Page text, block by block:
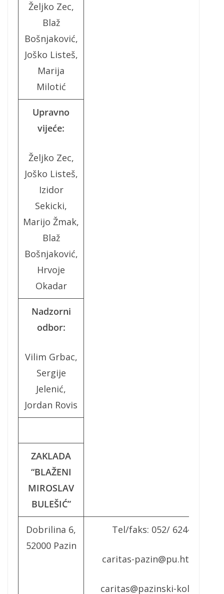
Željko Zec,
Blaž
Bošnjaković,
Joško Listeš,
Marija
Milotić
Upravno
vijeće:
Željko Zec,
Joško Listeš,
Izidor
Sekicki,
Marijo Žmak,
Blaž
Bošnjaković,
Hrvoje
Okadar
Nadzorni
odbor:
Vilim Grbac,
Sergije
Jelenić,
Jordan Rovis
ZAKLADA
“BLAŽENI
MIROSLAV
BULEŠIĆ”
Dobrilina 6,
52000 Pazin
Tel/faks: 052/ 624-306
caritas-pazin@pu.htnet.hr
caritas@pazinski-kolegij.hr